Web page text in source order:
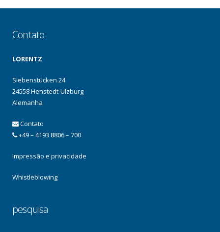
Contato
LORENTZ
Siebenstücken 24
24558 Henstedt-Ulzburg
Alemanha
Contato
+49 – 4193 8806 – 700
Impressão e privacidade
Whistleblowing
pesquisa